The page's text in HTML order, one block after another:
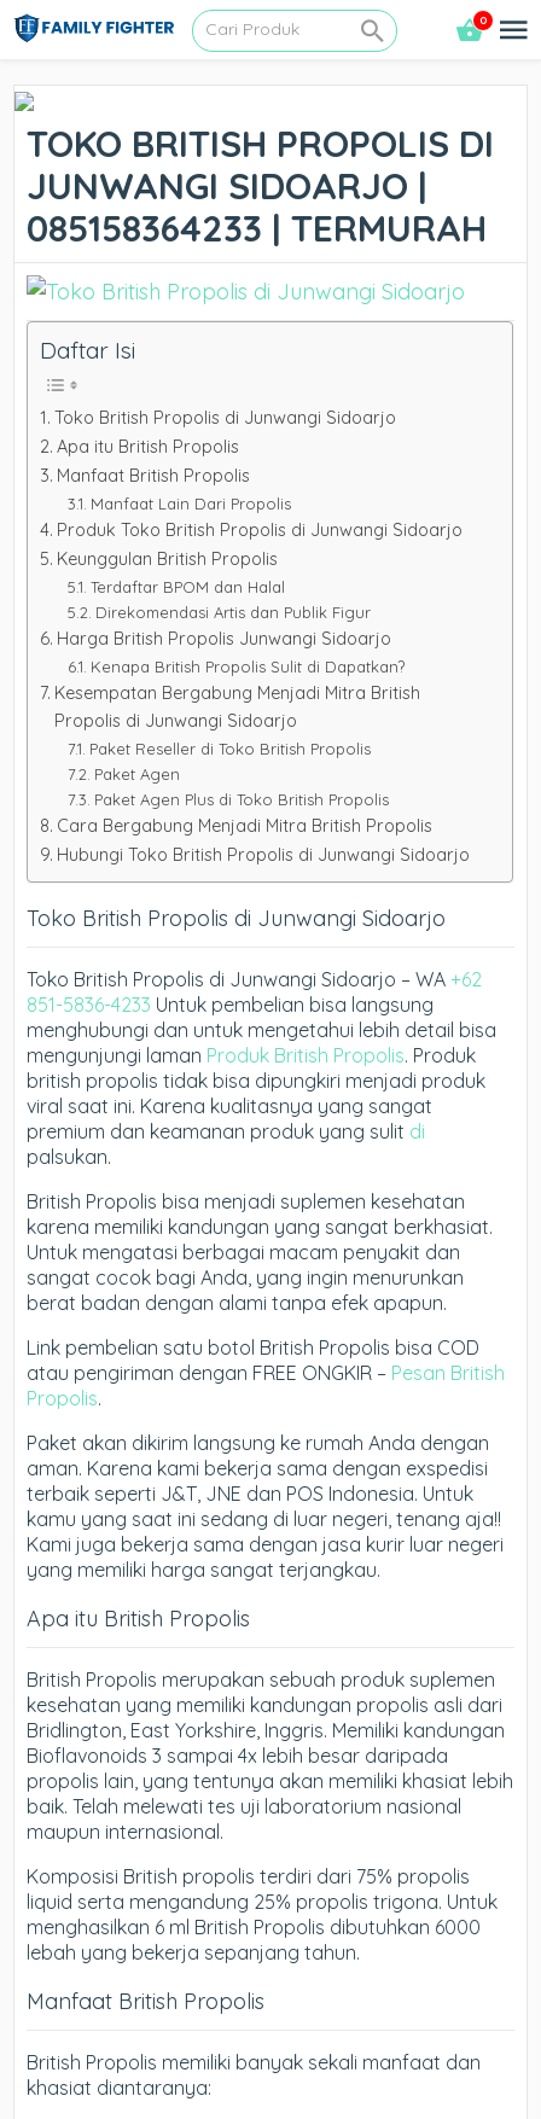
0
TOKO BRITISH PROPOLIS DI
JUNWANGI SIDOARJO |
085158364233 | TERMURAH
Daftar Isi
Toko British Propolis di Junwangi Sidoarjo
Apa itu British Propolis
Manfaat British Propolis
Manfaat Lain Dari Propolis
Produk Toko British Propolis di Junwangi Sidoarjo
Keunggulan British Propolis
Terdaftar BPOM dan Halal
Direkomendasi Artis dan Publik Figur
Harga British Propolis Junwangi Sidoarjo
Kenapa British Propolis Sulit di Dapatkan?
Kesempatan Bergabung Menjadi Mitra British
Propolis di Junwangi Sidoarjo
Paket Reseller di Toko British Propolis
Paket Agen
Paket Agen Plus di Toko British Propolis
Cara Bergabung Menjadi Mitra British Propolis
Hubungi Toko British Propolis di Junwangi Sidoarjo
Toko British Propolis di Junwangi Sidoarjo
Toko British Propolis di Junwangi Sidoarjo – WA +62
851-5836-4233 Untuk pembelian bisa langsung
menghubungi dan untuk mengetahui lebih detail bisa
mengunjungi laman Produk British Propolis. Produk
british propolis tidak bisa dipungkiri menjadi produk
viral saat ini. Karena kualitasnya yang sangat
premium dan keamanan produk yang sulit di
palsukan.
British Propolis bisa menjadi suplemen kesehatan
karena memiliki kandungan yang sangat berkhasiat.
Untuk mengatasi berbagai macam penyakit dan
sangat cocok bagi Anda, yang ingin menurunkan
berat badan dengan alami tanpa efek apapun.
Link pembelian satu botol British Propolis bisa COD
atau pengiriman dengan FREE ONGKIR – Pesan British
Propolis.
Paket akan dikirim langsung ke rumah Anda dengan
aman. Karena kami bekerja sama dengan exspedisi
terbaik seperti J&T, JNE dan POS Indonesia. Untuk
kamu yang saat ini sedang di luar negeri, tenang aja!!
Kami juga bekerja sama dengan jasa kurir luar negeri
yang memiliki harga sangat terjangkau.
Apa itu British Propolis
British Propolis merupakan sebuah produk suplemen
kesehatan yang memiliki kandungan propolis asli dari
Bridlington, East Yorkshire, Inggris. Memiliki kandungan
Bioflavonoids 3 sampai 4x lebih besar daripada
propolis lain, yang tentunya akan memiliki khasiat lebih
baik. Telah melewati tes uji laboratorium nasional
maupun internasional.
Komposisi British propolis terdiri dari 75% propolis
liquid serta mengandung 25% propolis trigona. Untuk
menghasilkan 6 ml British Propolis dibutuhkan 6000
lebah yang bekerja sepanjang tahun.
Manfaat British Propolis
British Propolis memiliki banyak sekali manfaat dan
khasiat diantaranya: